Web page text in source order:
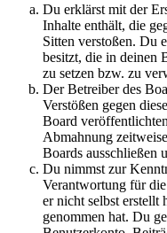
Du erklärst mit der
Inhalte enthält, die
Sitten verstoßen. Du
besitzt, die in deinen
zu setzen bzw. zu
Der Betreiber des
Verstößen gegen
Board
Abmahnung
Boards ausschließen
Du nimmst zur
Verantwortung für
er nicht selbst erstellt
genommen hat. Du